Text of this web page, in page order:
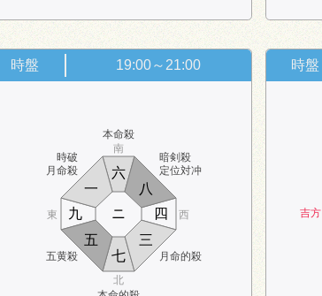
時盤 19:00～21:00
時破
月命殺
本命殺
暗剣殺
定位対冲
五黄殺 月命的殺
南
北
東 西
七
八
九
一
ニ
三
四
五
六
時盤
吉方